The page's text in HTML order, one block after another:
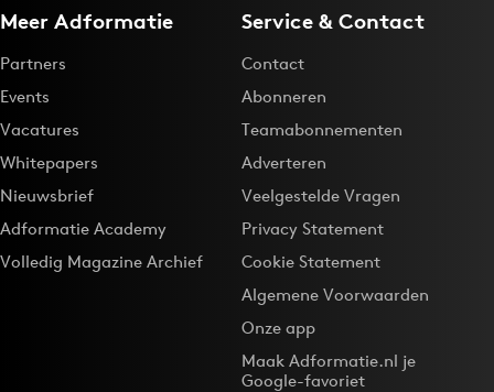
Meer Adformatie
Partners
Events
Vacatures
Whitepapers
Nieuwsbrief
Adformatie Academy
Volledig Magazine Archief
Service & Contact
Contact
Abonneren
Teamabonnementen
Adverteren
Veelgestelde Vragen
Privacy Statement
Cookie Statement
Algemene Voorwaarden
Onze app
Maak Adformatie.nl je
Google-favoriet